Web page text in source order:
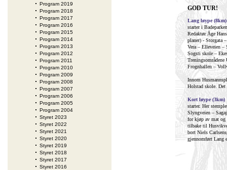
Program 2019
Program 2018
Program 2017
Program 2016
Program 2015
Program 2014
Program 2013
Program 2012
Program 2011
Program 2010
Program 2009
Program 2008
Program 2007
Program 2006
Program 2005
Program 2004
Styret 2023
Styret 2022
Styret 2021
Styret 2020
Styret 2019
Styret 2018
Styret 2017
Styret 2016
GOD TUR!
Lang løype (8km)
starter i
Redaktør Åge
planer) - Storgata
Vera – Elleveien –
Sogsti skole –
Frognhallen –
Innom
Holstad skole.
Kort løype (3km)
starter. Her
Slyngveien –
for kjøp av mat og
tilbake til
bort Niels
gjennomført Lang